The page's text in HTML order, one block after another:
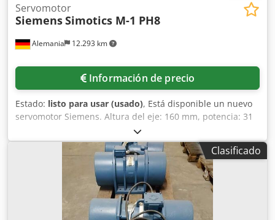
Alemania 12.293 km
Servomotor
SiemensSimotics M-1 PH8
Información de precio
Estado: listo para usar (usado), Está disponible un nuevo
servomotor Siemens. Altura del eje: 160 mm, potencia: 31
kW, par: 257 Nm, velocidad: 1150 rpm, momento de
inercia: 2586 kg/cm², peso: aprox. 300 kilos. Incluye freno
de retención integrado. Documentación disponible. Es
posible realizar una inspección in situ. Dwedpfx Abswf
Clasificado